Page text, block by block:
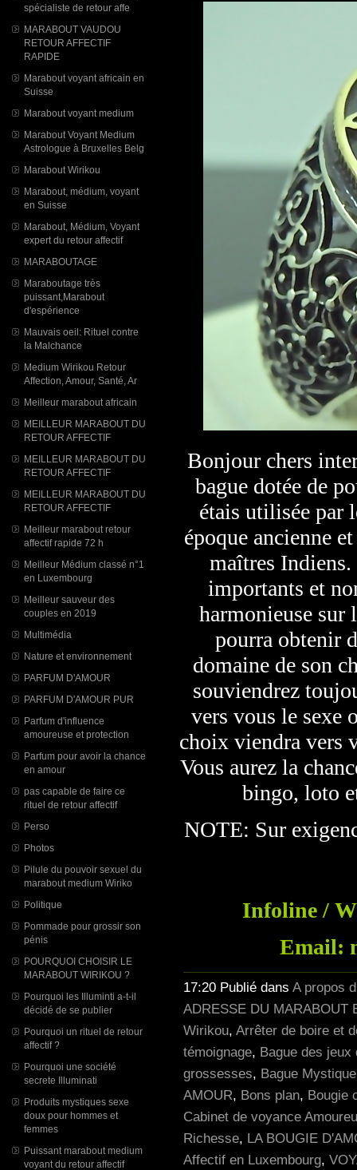
spécialiste de retour affe
MARABOUT VAUDOU
RETOUR AFFECTIF
RAPIDE
Marabout voyant africain en
Suisse
Marabout voyant medium
Marabout Voyant Medium
Astrologue à Bruxelles Belg
Marabout Wirikou
Marabout, médium, voyant
en Suisse
Marabout, Médium, Voyant
expert du retour affectif
MARABOUTAGE
Maraboutage très
puissant,Marabout
d'espérience
Mauvais oeil: Rituel contre
la Malchance
Medium Wirikou Retour
Affection, Amour, Santé, Ar
Meilleur marabout africain
MEILLEUR MARABOUT DU
RETOUR AFFECTIF
MEILLEUR MARABOUT DU
RETOUR AFFECTIF
MEILLEUR MARABOUT DU
RETOUR AFFECTIF
Meilleur marabout retour
affectif rapide 72 h
Meilleur Médium classé n°1
en Luxembourg
Meilleur sauveur des
couples en 2019
Multimédia
Nature et environnement
PARFUM D'AMOUR
PARFUM D'AMOUR PUR
Parfum d'influence
amoureuse et protection
Parfum pour avoir la chance
en amour
pas capable de faire ce
rituel de retour affectif
Perso
Photos
Pilule du pouvoir sexuel du
marabout medium Wiriko
Politique
Pommade pour grossir son
pénis
POURQUOI CHOISIR LE
MARABOUT WIRIKOU ?
Pourquoi les Illuminti a-t-il
décidé de se publier
Pourquoi un rituel de retour
affectif ?
Pourquoi une société
secrete Illuminati
Produits mystiques sexe
doux pour hommes et
femmes
Puissant marabout medium
voyant du retour affectif
Bonjour chers
bague dotée de
étais utilisée par
époque ancienne
maîtres Indiens.
importants et
harmonieuse sur
pourra obtenir
domaine de son
souviendrez
vers vous le sexe
choix viendra vers
Vous aurez la
bingo, loto
NOTE: Sur
Infoline /
Email:
17:20 Publié dans A propos
ADRESSE DU MARABOUT
Wirikou, Arrêter de boire et
témoignage, Bague des jeux
grossesses, Bague
AMOUR, Bons plan, Bougie
Cabinet de voyance
Richesse, LA BOUGIE
Affectif en Luxembourg,